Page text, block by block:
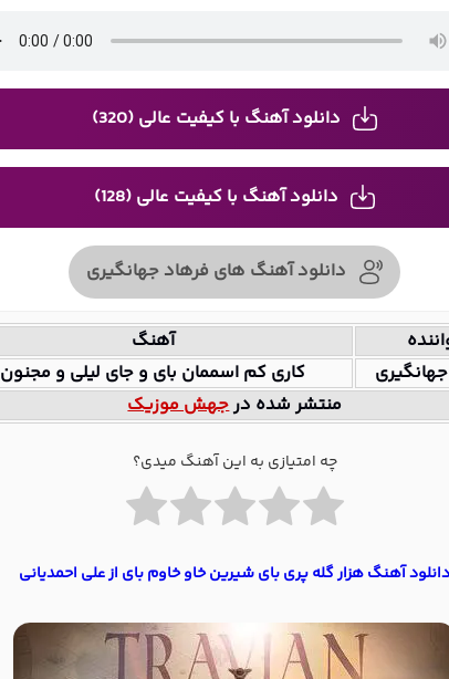
دانلود آهنگ با کیفیت عالی (320)
دانلود آهنگ با کیفیت عالی (128)
دانلود آهنگ های فرهاد جهانگیری
آهنگ
کاری کم اسممان بای و جای لیلی و مجنون
منتشر شده درجهش موزیک
چه امتیازی به این آهنگ میدی؟
دانلود آهنگ هزار گله پری بای شیرین خاو خاوم بای از علی احمدیانی